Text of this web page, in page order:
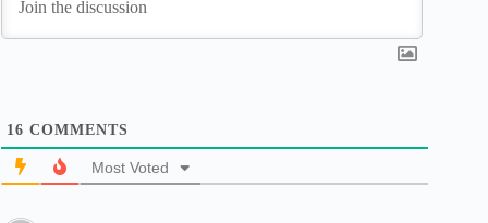
16 COMMENTS
Most Voted